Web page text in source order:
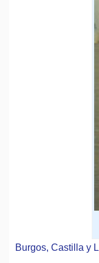
Burgos, Castilla y